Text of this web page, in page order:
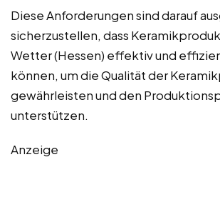
Diese Anforderungen sind darauf
sicherzustellen, dass
Wetter (Hessen) effektiv und
können, um die Qualität der
gewährleisten und den
unterstützen.
Anzeige